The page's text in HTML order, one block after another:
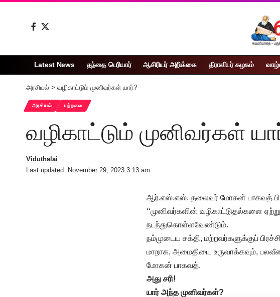
Latest News தந்தை பெரியார் ஆசிரியர் அறிக்கை திராவிடர் கழகம்
அரசியல் > வழிகாட்டும் முனிவர்கள் யார்?
அரசியல் மற்றவை
வழிகாட்டும் முனிவர்கள்
Last updated: November 29, 2023 3:13 am
Viduthalai
ஆர்.எஸ்.எஸ். தலைவர் மோகன் பாகவத்
‘‘முனிவர்களின் வழிகாட்டுதல்களை
நடந்துகொள்ளவேண்டும்.
நம்முடைய சக்தி, மற்றவர்களுக்குப்
மாறாக, அமைதியை உருவாக்கவும்,
மோகன் பாகவத்.
அது சரி!
யார் அந்த முனிவர்கள்?